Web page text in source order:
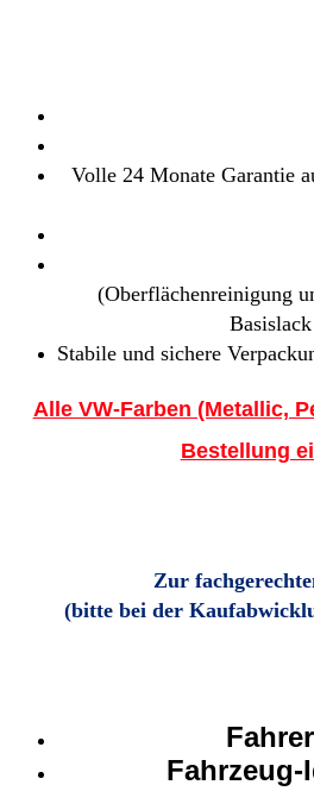
Volle 24 Monate Garantie
(Oberflächenreinigung
Stabile und sichere
Alle VW-Farben (Metallic,
Bestellung
Zur
(bitte bei der